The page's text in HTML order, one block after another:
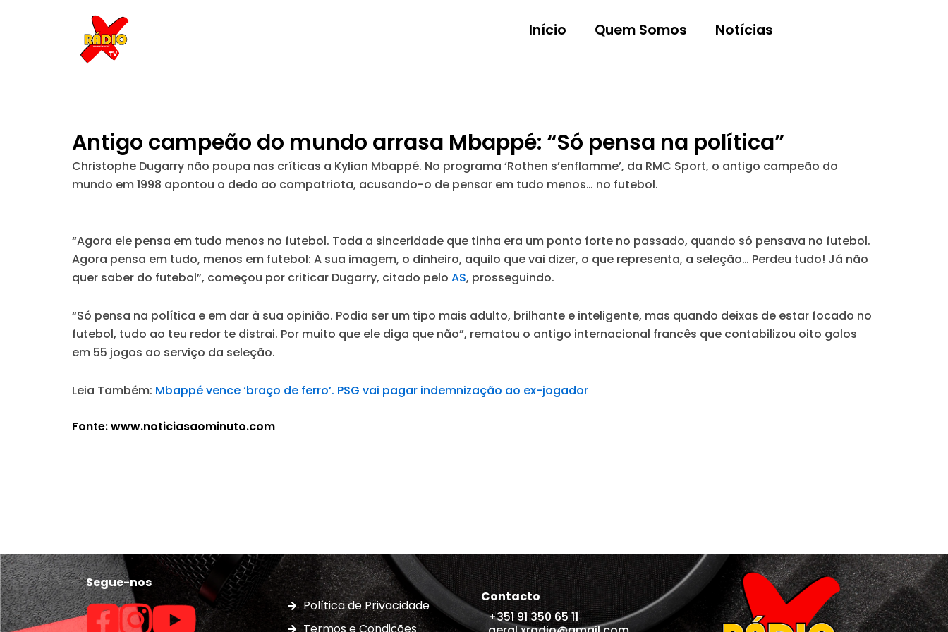
Início Quem Somos Notícias
Antigo campeão do mundo arrasa Mbappé: “Só pensa na política”
Christophe Dugarry não poupa nas críticas a Kylian Mbappé. No programa ‘Rothen s’enflamme’, da RMC Sport, o antigo campeão do
mundo em 1998 apontou o dedo ao compatriota, acusando-o de pensar em tudo menos… no futebol.
“Agora ele pensa em tudo menos no futebol. Toda a sinceridade que tinha era um ponto forte no passado, quando só pensava no futebol.
Agora pensa em tudo, menos em futebol: A sua imagem, o dinheiro, aquilo que vai dizer, o que representa, a seleção… Perdeu tudo! Já não
quer saber do futebol”, começou por criticar Dugarry, citado pelo AS, prosseguindo.
“Só pensa na política e em dar à sua opinião. Podia ser um tipo mais adulto, brilhante e inteligente, mas quando deixas de estar focado no
futebol, tudo ao teu redor te distrai. Por muito que ele diga que não”, rematou o antigo internacional francês que contabilizou oito golos
em 55 jogos ao serviço da seleção.
Leia Também: Mbappé vence ‘braço de ferro’. PSG vai pagar indemnização ao ex-jogador
Fonte: www.noticiasaominuto.com
Segue-nos
Política de Privacidade
Contacto
+351 91 350 65 11